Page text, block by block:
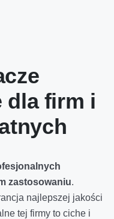
dla firm i
zastosowaniu.
najlepszej jakości
tej firmy to ciche i